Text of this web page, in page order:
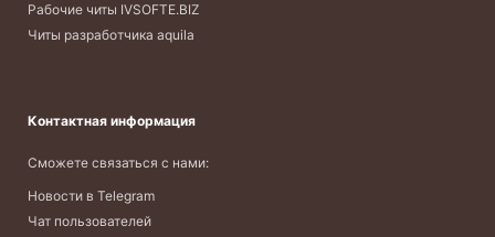
Рабочие читы IVSOFTE.BIZ
Читы разработчика aquila
Контактная информация
Сможете связаться с нами:
Новости в Telegram
Чат пользователей